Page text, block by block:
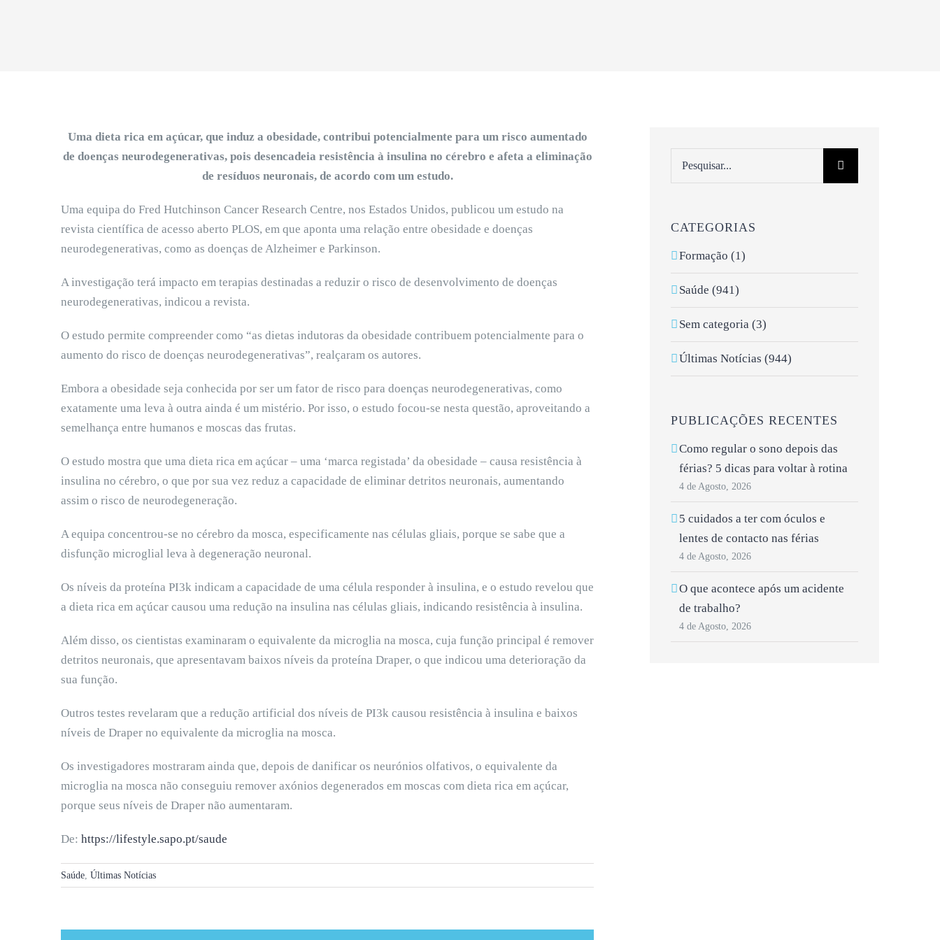
Uma dieta rica em açúcar, que induz a obesidade, contribui potencialmente para um risco aumentado
de doenças neurodegenerativas, pois desencadeia resistência à insulina no cérebro e afeta a eliminação
de resíduos neuronais, de acordo com um estudo.
Uma equipa do Fred Hutchinson Cancer Research Centre, nos Estados Unidos, publicou um estudo na
revista científica de acesso aberto PLOS, em que aponta uma relação entre obesidade e doenças
neurodegenerativas, como as doenças de Alzheimer e Parkinson.
A investigação terá impacto em terapias destinadas a reduzir o risco de desenvolvimento de doenças
neurodegenerativas, indicou a revista.
O estudo permite compreender como “as dietas indutoras da obesidade contribuem potencialmente para o
aumento do risco de doenças neurodegenerativas”, realçaram os autores.
Embora a obesidade seja conhecida por ser um fator de risco para doenças neurodegenerativas, como
exatamente uma leva à outra ainda é um mistério. Por isso, o estudo focou-se nesta questão, aproveitando a
semelhança entre humanos e moscas das frutas.
O estudo mostra que uma dieta rica em açúcar – uma ‘marca registada’ da obesidade – causa resistência à
insulina no cérebro, o que por sua vez reduz a capacidade de eliminar detritos neuronais, aumentando
assim o risco de neurodegeneração.
A equipa concentrou-se no cérebro da mosca, especificamente nas células gliais, porque se sabe que a
disfunção microglial leva à degeneração neuronal.
Os níveis da proteína PI3k indicam a capacidade de uma célula responder à insulina, e o estudo revelou que
a dieta rica em açúcar causou uma redução na insulina nas células gliais, indicando resistência à insulina.
Além disso, os cientistas examinaram o equivalente da microglia na mosca, cuja função principal é remover
detritos neuronais, que apresentavam baixos níveis da proteína Draper, o que indicou uma deterioração da
sua função.
Outros testes revelaram que a redução artificial dos níveis de PI3k causou resistência à insulina e baixos
níveis de Draper no equivalente da microglia na mosca.
Os investigadores mostraram ainda que, depois de danificar os neurónios olfativos, o equivalente da
microglia na mosca não conseguiu remover axónios degenerados em moscas com dieta rica em açúcar,
porque seus níveis de Draper não aumentaram.
De: https://lifestyle.sapo.pt/saude
Saúde, Últimas Notícias
CATEGORIAS
Formação (1)
Saúde (941)
Sem categoria (3)
Últimas Notícias (944)
PUBLICAÇÕES RECENTES
Como regular o sono depois das
férias? 5 dicas para voltar à rotina
4 de Agosto, 2026
5 cuidados a ter com óculos e
lentes de contacto nas férias
4 de Agosto, 2026
O que acontece após um acidente
de trabalho?
4 de Agosto, 2026